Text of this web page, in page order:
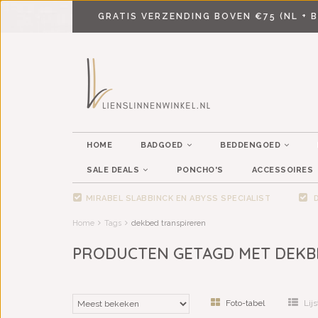
GRATIS VERZENDING BOVEN €75 (NL +
HOME BADGOED BEDDENGOED
SALE DEALS PONCHO'S ACCESSOIRES
MIRABEL SLABBINCK EN ABYSS SPECIALIST
Home Tags dekbed transpireren
PRODUCTEN GETAGD MET
Foto-tabel